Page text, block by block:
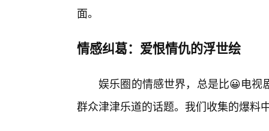
面。
情感纠葛：爱恨情仇的浮世绘
娱乐圈的情感世界，总是比😀电
群众津津乐道的话题。我们收集的爆料